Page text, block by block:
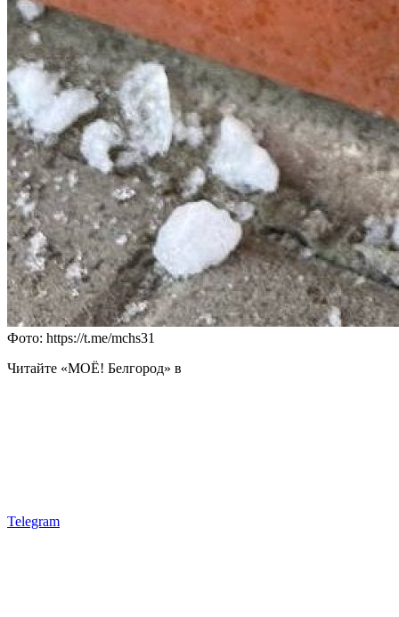
Фото: https://t.me/mchs31
Читайте «МОЁ! Белгород» в
Telegram